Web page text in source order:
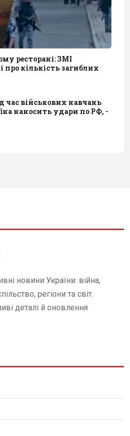
ресторані: ЗМІ
про кількість загиблих
час військових навчань
наносить удари по РФ, -
новини України: війна,
регіони та світ.
деталі й оновлення